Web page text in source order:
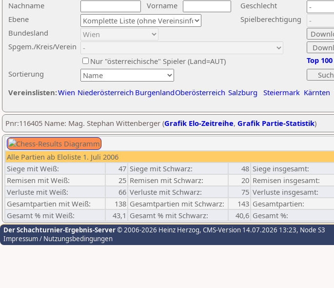
Nachname
Vorname
Ebene
Sortierung
Bundesland
Spgem./Kreis/Verein
Geschlecht
Nur "österreichische" Spieler (Land=AUT)
Spielberechtigung
Vereinslisten:Wien Niederösterreich BurgenlandOberösterreich Salzburg Steiermark Kärnten
Top 100
Pnr:116405 Name: Mag. Stephan Wittenberger (Grafik Elo-Zeitreihe, Grafik Partie-Statistik)
Alle Partien ab Eloliste 1. Juli 2006
Siege mit Weiß:
47 Siege mit Schwarz: 48 Siege insgesamt:
Remisen mit Weiß:
25 Remisen mit Schwarz: 20 Remisen insgesamt:
Verluste mit Weiß:
66 Verluste mit Schwarz: 75 Verluste insgesamt:
Gesamtpartien mit Weiß:
138 Gesamtpartien mit Schwarz: 143 Gesamtpartien:
Gesamt % mit Weiß:
43,1 Gesamt % mit Schwarz: 40,6 Gesamt %:
Der Schachturnier-Ergebnis-Server© 2006-2026 Heinz Herzog, CMS-Version 14.07.2026 13:23, Node S3
Impressum / Nutzungsbedingungen